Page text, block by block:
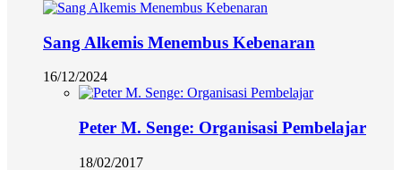
Sang Alkemis Menembus Kebenaran
16/12/2024
Peter M. Senge: Organisasi Pembelajar
18/02/2017